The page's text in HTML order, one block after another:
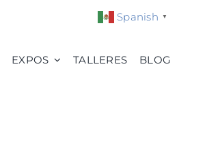
Spanish ▼
EXPOS TALLERES BLOG